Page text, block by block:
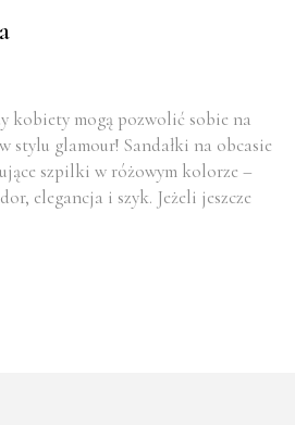
kobiety mogą pozwolić sobie na
stylu glamour! Sandałki na obcasie
szpilki w różowym kolorze –
elegancja i szyk. Jeżeli jeszcze